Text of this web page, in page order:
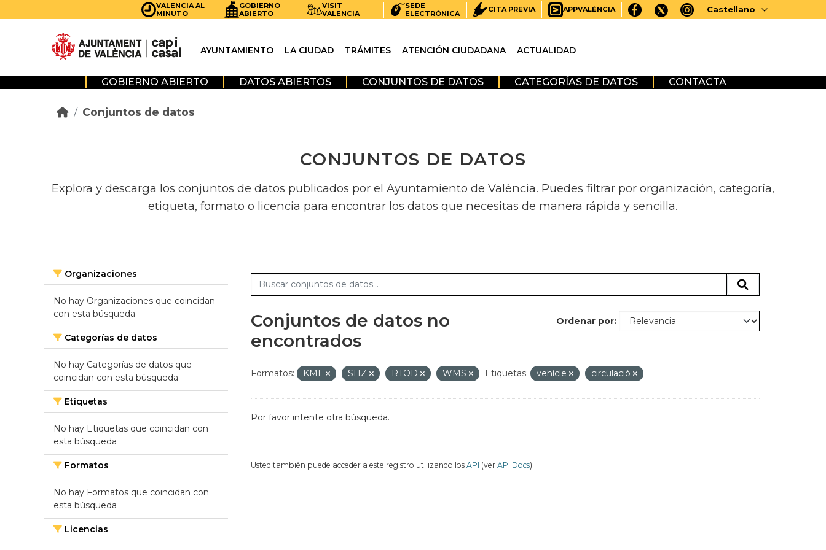
VALENCIA AL
MINUTO
GOBIERNO
ABIERTO
VISIT
VALENCIA
SEDE
ELECTRÓNICA
CITA PREVIA APPVALÈNCIA Castellano
AYUNTAMIENTO LA CIUDAD TRÁMITES ATENCIÓN CIUDADANA ACTUALIDAD
GOBIERNO ABIERTO DATOS ABIERTOS CONJUNTOS DE DATOS CATEGORÍAS DE DATOS CONTACTA
Conjuntos de datos
CONJUNTOS DE DATOS
Explora y descarga los conjuntos de datos publicados por el Ayuntamiento de València. Puedes filtrar por organización, categoría,
etiqueta, formato o licencia para encontrar los datos que necesitas de manera rápida y sencilla.
Organizaciones
No hay Organizaciones que coincidan
con esta búsqueda
Categorías de datos
No hay Categorías de datos que
coincidan con esta búsqueda
Etiquetas
No hay Etiquetas que coincidan con
esta búsqueda
Formatos
No hay Formatos que coincidan con
esta búsqueda
Licencias
Ordenar por
Conjuntos de datos no
encontrados
Formatos: KML SHZ RTOD WMS Etiquetas: vehícle circulació
Por favor intente otra búsqueda.
Usted también puede acceder a este registro utilizando los API (ver API Docs).